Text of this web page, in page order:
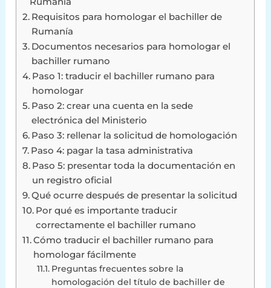
Requisitos para homologar el bachiller de
Rumanía
Documentos necesarios para homologar el
bachiller rumano
Paso 1: traducir el bachiller rumano para
homologar
Paso 2: crear una cuenta en la sede
electrónica del Ministerio
Paso 3: rellenar la solicitud de homologación
Paso 4: pagar la tasa administrativa
Paso 5: presentar toda la documentación en
un registro oficial
Qué ocurre después de presentar la solicitud
Por qué es importante traducir
correctamente el bachiller rumano
Cómo traducir el bachiller rumano para
homologar fácilmente
Preguntas frecuentes sobre la
homologación del título de bachiller de